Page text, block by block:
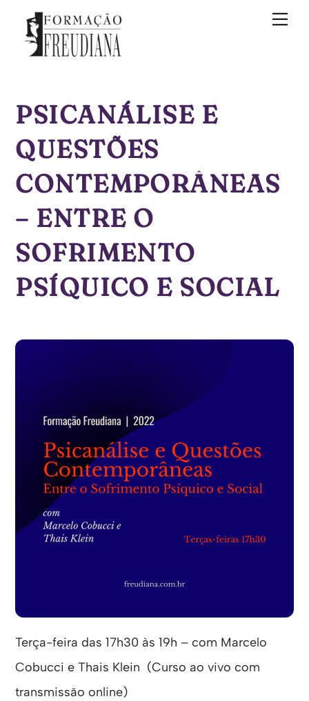
content
PSICANÁLISE E
QUESTÕES
CONTEMPORÂNEAS
– ENTRE O
SOFRIMENTO
PSÍQUICO E SOCIAL
Terça-feira das 17h30 às 19h – com Marcelo
Cobucci e Thais Klein (Curso ao vivo com
transmissão online)